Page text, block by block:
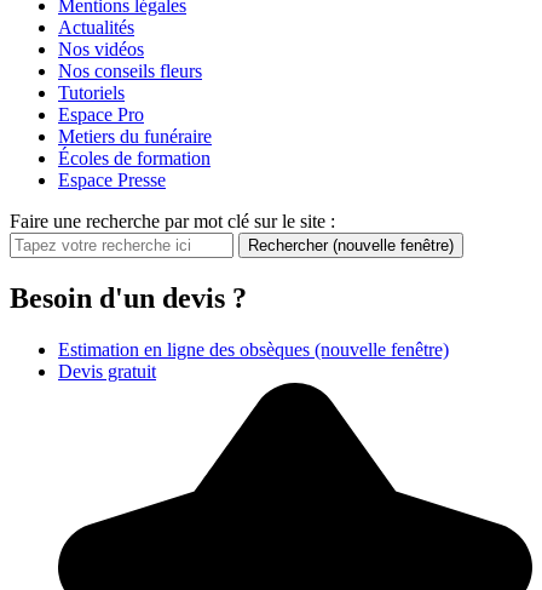
Mentions légales
Actualités
Nos vidéos
Nos conseils fleurs
Tutoriels
Espace Pro
Metiers du funéraire
Écoles de formation
Espace Presse
Faire une recherche par mot clé sur le site :
Rechercher (nouvelle fenêtre)
Besoin d'un devis ?
Estimation en ligne des obsèques (nouvelle fenêtre)
Devis gratuit